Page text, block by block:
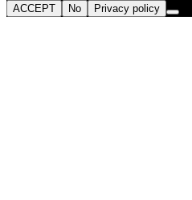
ACCEPT No Privacy policy